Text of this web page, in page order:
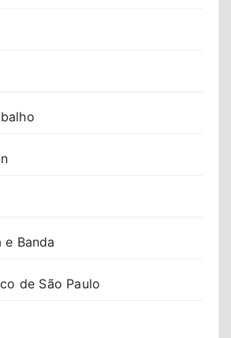
e Banda
de São Paulo